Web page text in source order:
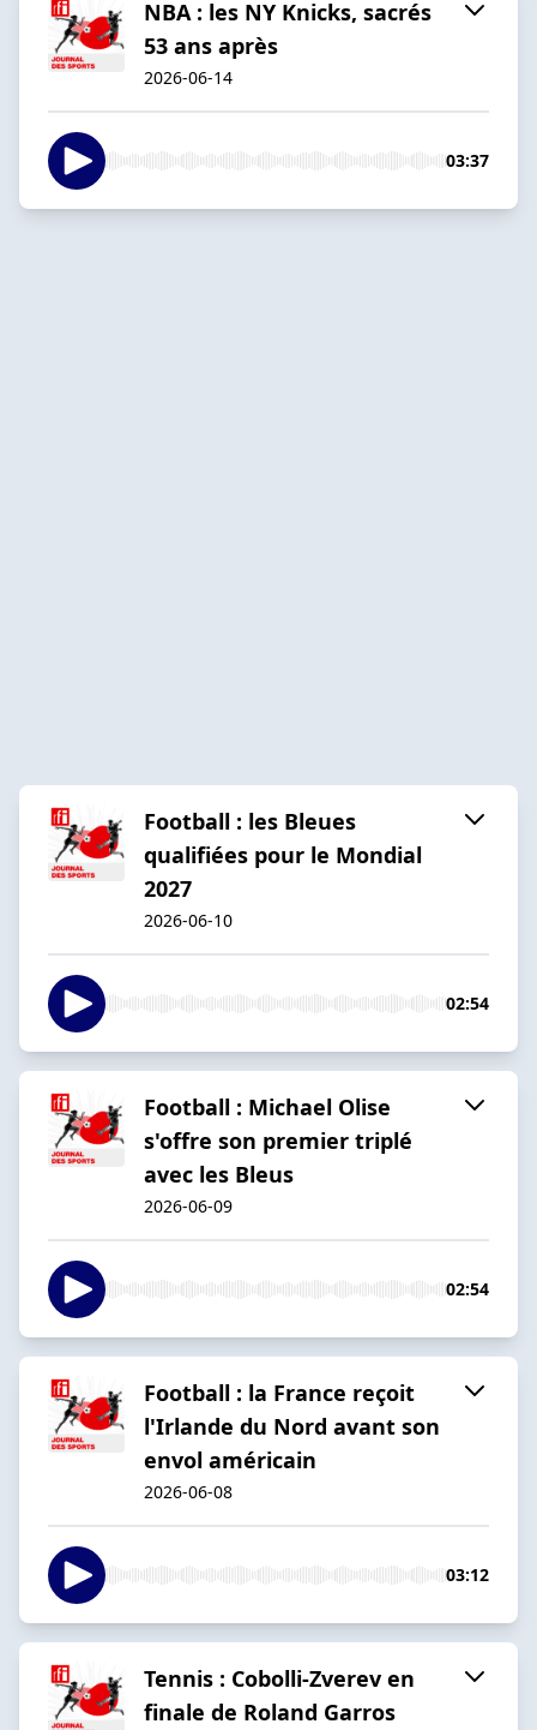
NBA : les NY Knicks, sacrés
53 ans après
2026-06-14
03:37
Football : les Bleues
qualifiées pour le Mondial
2027
2026-06-10
02:54
Football : Michael Olise
s'offre son premier triplé
avec les Bleus
2026-06-09
02:54
Football : la France reçoit
l'Irlande du Nord avant son
envol américain
2026-06-08
03:12
Tennis : Cobolli-Zverev en
finale de Roland Garros